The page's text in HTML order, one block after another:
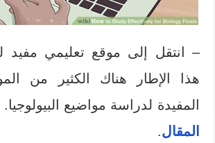
– انتقل إلى موقع تعليمي مفيد
هذا الإطار هناك الكثير من
المفيدة لدراسة مواضيع
المقال.